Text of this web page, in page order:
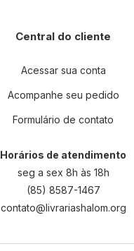
Central do cliente
Acessar sua conta
Acompanhe seu pedido
Formulário de contato
Horários de atendimento
seg a sex 8h às 18h
(85) 8587-1467
contato@livrariashalom.org